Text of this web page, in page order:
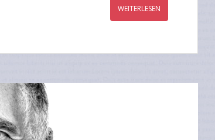
WEITERLESEN